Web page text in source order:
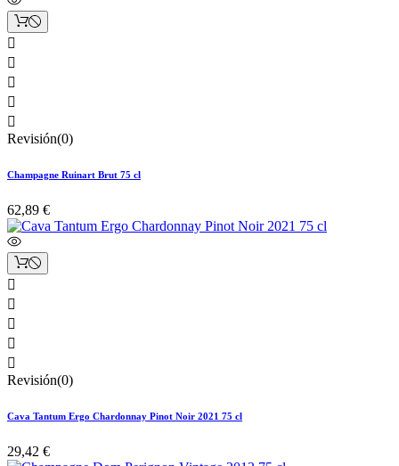





Revisión(0)
Champagne Ruinart Brut 75 cl
62,89 €





Revisión(0)
Cava Tantum Ergo Chardonnay Pinot Noir 2021 75 cl
29,42 €